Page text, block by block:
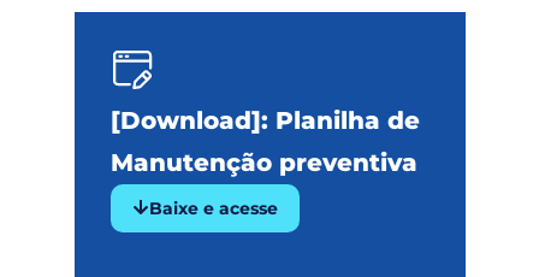
[Download]: Planilha de
Manutenção preventiva
Baixe e acesse